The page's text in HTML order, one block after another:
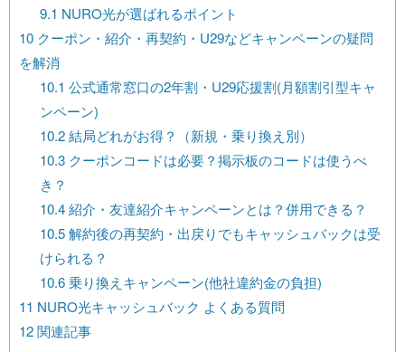
9.1 NURO光が選ばれるポイント
10 クーポン・紹介・再契約・U29などキャンペーンの疑問
を解消
10.1 公式通常窓口の2年割・U29応援割(月額割引型キャ
ンペーン)
10.2結局どれがお得？（新規・乗り換え別）
10.3クーポンコードは必要？掲示板のコードは使うべ
き？
10.4紹介・友達紹介キャンペーンとは？併用できる？
10.5解約後の再契約・出戻りでもキャッシュバックは受
けられる？
10.6乗り換えキャンペーン(他社違約金の負担)
11 NURO光キャッシュバック よくある質問
12関連記事